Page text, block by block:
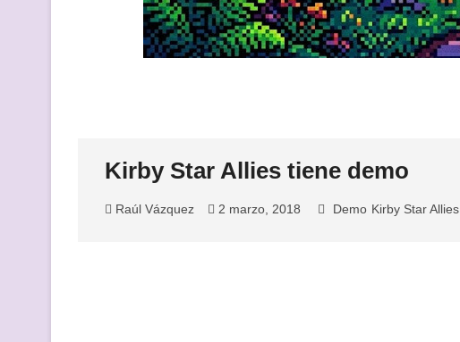
Kirby Star Allies tiene demo
Raúl Vázquez 2 marzo, 2018 Demo Kirby Star Allies